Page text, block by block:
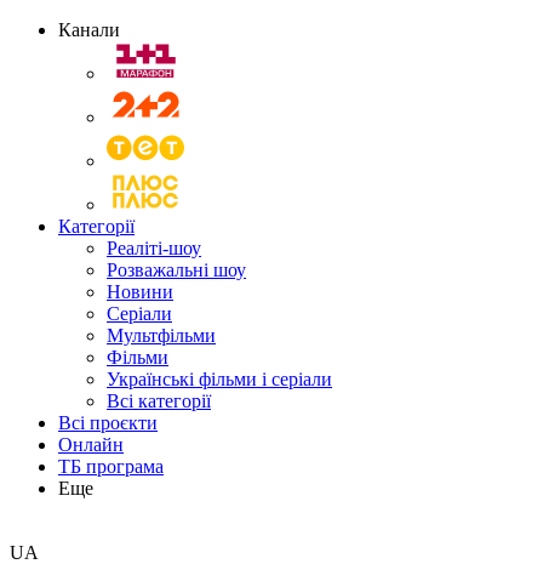
Канали
Категорії
Реаліті-шоу
Розважальні шоу
Новини
Серіали
Мультфільми
Фільми
Українські фільми і серіали
Всі категорії
Всі проєкти
Онлайн
ТБ програма
Еще
UA